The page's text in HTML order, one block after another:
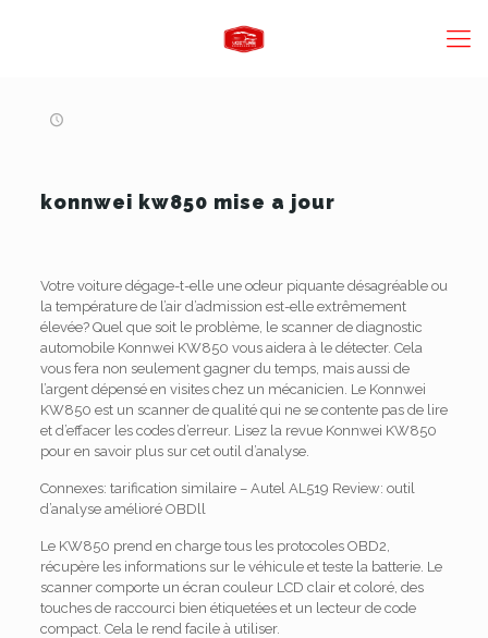
konnwei kw850 mise a jour
Votre voiture dégage-t-elle une odeur piquante désagréable ou
la température de l’air d’admission est-elle extrêmement
élevée? Quel que soit le problème, le scanner de diagnostic
automobile Konnwei KW850 vous aidera à le détecter. Cela
vous fera non seulement gagner du temps, mais aussi de
l’argent dépensé en visites chez un mécanicien. Le Konnwei
KW850 est un scanner de qualité qui ne se contente pas de lire
et d’effacer les codes d’erreur. Lisez la revue Konnwei KW850
pour en savoir plus sur cet outil d’analyse.
Connexes: tarification similaire – Autel AL519 Review: outil
d’analyse amélioré OBDll
Le KW850 prend en charge tous les protocoles OBD2,
récupère les informations sur le véhicule et teste la batterie. Le
scanner comporte un écran couleur LCD clair et coloré, des
touches de raccourci bien étiquetées et un lecteur de code
compact. Cela le rend facile à utiliser.